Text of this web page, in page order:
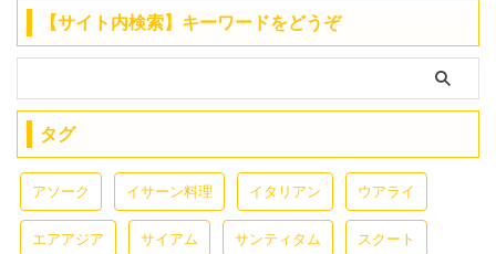
【サイト内検索】キーワードをどうぞ
タグ
アソーク イサーン料理 イタリアン ウアライ
エアアジア サイアム サンティタム スクート